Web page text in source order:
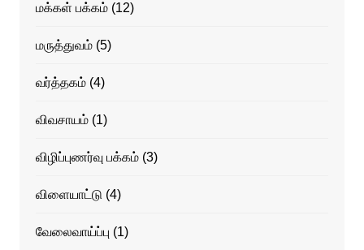
மக்கள் பக்கம்(12)
மருத்துவம்(5)
வர்த்தகம்(4)
விவசாயம்(1)
விழிப்புணர்வு பக்கம்(3)
விளையாட்டு (4)
வேலைவாய்ப்பு (1)